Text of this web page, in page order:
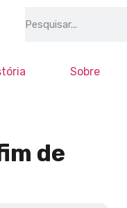
Sobre
de